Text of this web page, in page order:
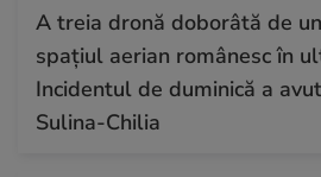
A treia dronă doborâtă de
spațiul aerian românesc în
Incidentul de duminică a
Sulina-Chilia